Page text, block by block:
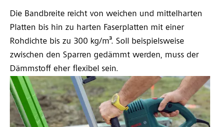
Die Bandbreite reicht von weichen und mittelharten
Platten bis hin zu harten Faserplatten mit einer
Rohdichte bis zu 300 kg/m³. Soll beispielsweise
zwischen den Sparren gedämmt werden, muss der
Dämmstoff eher flexibel sein.